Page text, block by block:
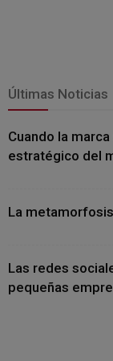
Últimas Noticias
Cuando la
estratégico del
La
Las redes
pequeñas